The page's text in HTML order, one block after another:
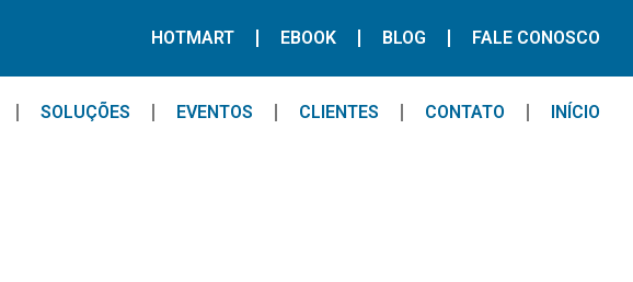
HOTMART EBOOK BLOG FALE CONOSCO
SOLUÇÕES EVENTOS CLIENTES CONTATO INÍCIO